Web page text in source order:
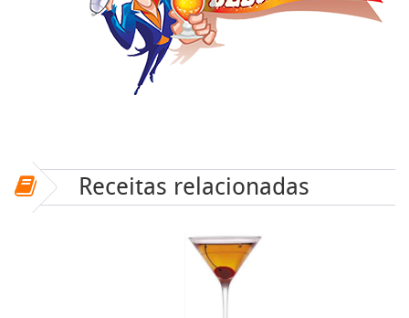
Receitas relacionadas